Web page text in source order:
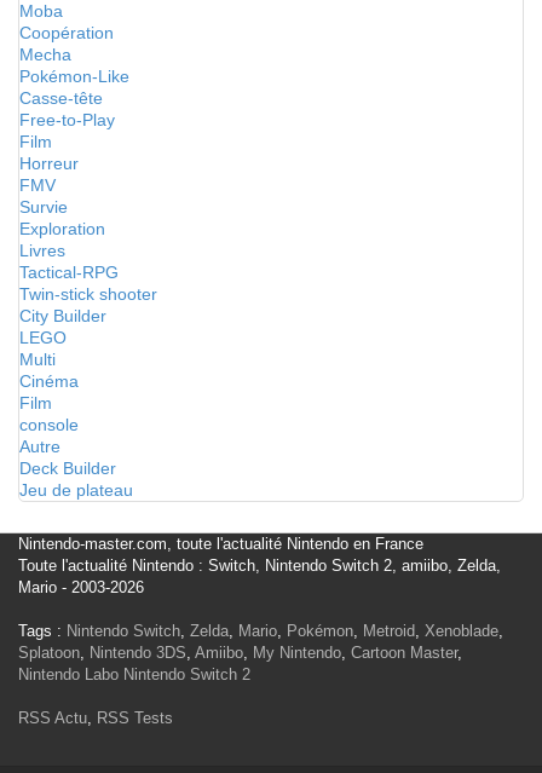
Moba
Coopération
Mecha
Pokémon-Like
Casse-tête
Free-to-Play
Film
Horreur
FMV
Survie
Exploration
Livres
Tactical-RPG
Twin-stick shooter
City Builder
LEGO
Multi
Cinéma
Film
console
Autre
Deck Builder
Jeu de plateau
Nintendo-master.com, toute l'actualité Nintendo en France
Toute l'actualité Nintendo : Switch, Nintendo Switch 2, amiibo, Zelda,
Mario - 2003-2026
Tags : Nintendo Switch, Zelda, Mario, Pokémon, Metroid, Xenoblade,
Splatoon, Nintendo 3DS, Amiibo, My Nintendo, Cartoon Master,
Nintendo Labo Nintendo Switch 2
RSS Actu, RSS Tests